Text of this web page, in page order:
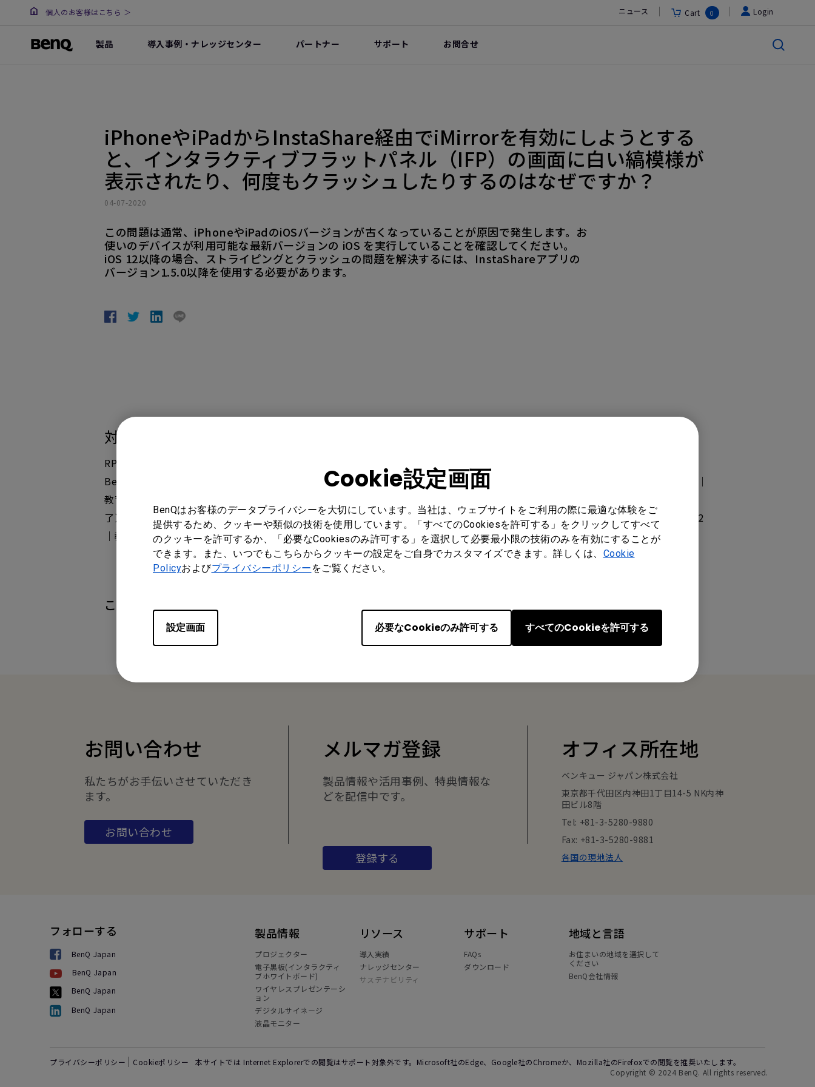
Cookie設定画面
BenQはお客様のデータプライバシーを大切にしています。当社は、ウェブサイトをご利用の際に最適な体験をご
提供するため、クッキーや類似の技術を使用しています。「すべてのCookiesを許可する」をクリックしてすべて
のクッキーを許可するか、「必要なCookiesのみ許可する」を選択して必要最小限の技術のみを有効にすることが
できます。また、いつでもこちらからクッキーの設定をご自身でカスタマイズできます。詳しくは、 Cookie
Policyおよびプライバシーポリシー をご覧ください。
設定画面 必要なCookieのみ許可する すべてのCookieを許可する
個人のお客様はこちら ＞ ニュース Cart 0 Login
製品 導入事例・ナレッジセンター パートナー サポート お問合せ
iPhoneやiPadからInstaShare経由でiMirrorを有効にしようとする
と、インタラクティブフラットパネル（IFP）の画面に白い縞模様が
表示されたり、何度もクラッシュしたりするのはなぜですか？
04-07-2020
この問題は通常、iPhoneやiPadのiOSバージョンが古くなっていることが原因で発生します。お
使いのデバイスが利用可能な最新バージョンの iOS を実行していることを確認してください。
iOS 12以降の場合、ストライピングとクラッシュの問題を解決するには、InstaShareアプリの
バージョン1.5.0以降を使用する必要があります。
対象製品
RP8602, 【生産終了】BenQ Board RE6501｜教育・学校向け, 【生産終了】BenQ Board RM6502K｜教育・学校向け, 【生産終了】
BenQ Board RM6503｜教育・学校向け, 【生産終了】BenQ Board RM7503｜教育・学校向け, 【生産終了】BenQ Board RP6501K｜
教育・学校向け, 【生産終了】BenQ Board RP6502｜オフィス向け, 【生産終了】BenQ Board RP6502｜教育・学校向け, 【生産終
了】BenQ Board RP7501K｜教育・学校向け, 【生産終了】BenQ Board RP7502｜オフィス向け, 【生産終了】BenQ Board RP7502
｜教育・学校向け, 【生産終了】BenQ Board RP8601K｜教育・学校向け, 【生産終了】BenQ Board RP8602｜教育・学校向け
この情報は有益でしたか？
お問い合わせ
私たちがお手伝いさせていただき
ます。
お問い合わせ
メルマガ登録
製品情報や活用事例、特典情報な
どを配信中です。
登録する
オフィス所在地
ベンキュー ジャパン株式会社
東京都千代田区内神田1丁目14-5 NK内神
田ビル8階
Tel: +81-3-5280-9880
Fax: +81-3-5280-9881
各国の現地法人
フォローする
BenQ Japan
BenQ Japan
BenQ Japan
BenQ Japan
製品情報
プロジェクター
電子黒板(インタラクティ
ブホワイトボード)
ワイヤレスプレゼンテーシ
ョン
デジタルサイネージ
液晶モニター
リソース
導入実績
ナレッジセンター
サステナビリティ
サポート
FAQs
ダウンロード
地域と言語
お住まいの地域を選択して
ください
BenQ会社情報
プライバシーポリシー Cookieポリシー
本サイトでは Internet Explorerでの閲覧はサポート対象外です。Microsoft社のEdge、Google社のChromeか、Mozilla社のFirefoxでの閲覧を推奨いたします。
Copyright © 2024 BenQ. All rights reserved.